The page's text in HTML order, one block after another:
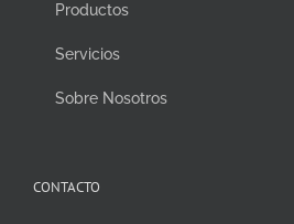
Productos
Servicios
Sobre Nosotros
CONTACTO